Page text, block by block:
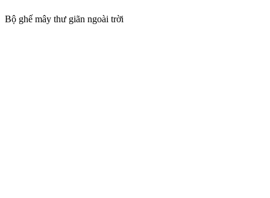
Bộ ghế mây thư giãn ngoài trời